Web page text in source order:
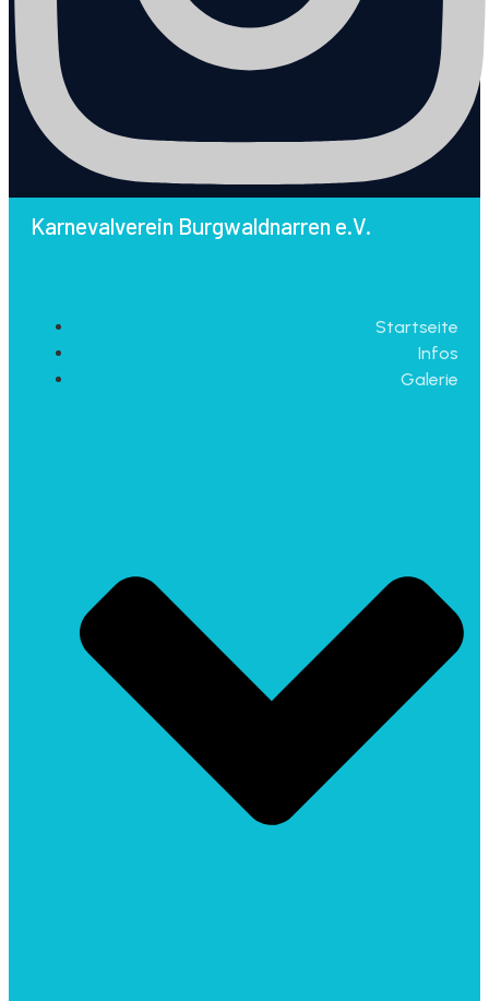
Karnevalverein Burgwaldnarren e.V.
Startseite
Infos
Galerie